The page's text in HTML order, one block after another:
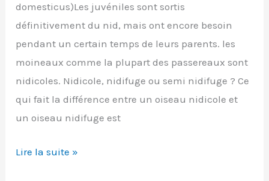
domesticus)Les juvéniles sont sortis
définitivement du nid, mais ont encore besoin
pendant un certain temps de leurs parents. les
moineaux comme la plupart des passereaux sont
nidicoles. Nidicole, nidifuge ou semi nidifuge ? Ce
qui fait la différence entre un oiseau nidicole et
un oiseau nidifuge est
Nidicole,
Lire la suite »